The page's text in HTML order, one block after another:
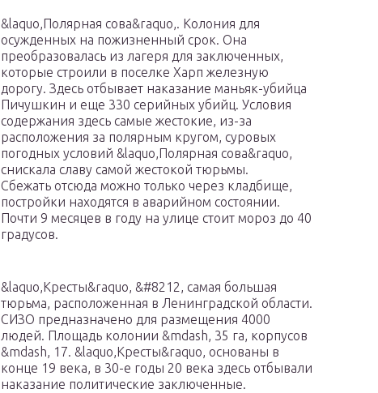
&laquo,Полярная сова&raquo,. Колония для
осужденных на пожизненный срок. Она
преобразовалась из лагеря для заключенных,
которые строили в поселке Харп железную
дорогу. Здесь отбывает наказание маньяк-убийца
Пичушкин и еще 330 серийных убийц. Условия
содержания здесь самые жестокие, из-за
расположения за полярным кругом, суровых
погодных условий &laquo,Полярная сова&raquo,
снискала славу самой жестокой тюрьмы.
Сбежать отсюда можно только через кладбище,
постройки находятся в аварийном состоянии.
Почти 9 месяцев в году на улице стоит мороз до 40
градусов.
&laquo,Кресты&raquo, &#8212, самая большая
тюрьма, расположенная в Ленинградской области.
СИЗО предназначено для размещения 4000
людей. Площадь колонии &mdash, 35 га, корпусов
&mdash, 17. &laquo,Кресты&raquo, основаны в
конце 19 века, в 30-е годы 20 века здесь отбывали
наказание политические заключенные.